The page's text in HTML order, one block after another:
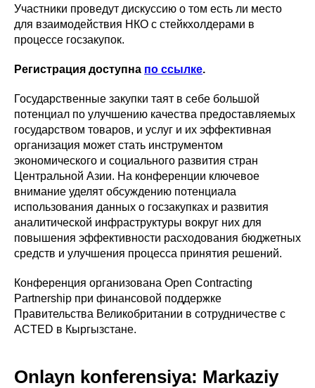
Участники проведут дискуссию о том есть ли место
для взаимодействия НКО с стейкхолдерами в
процессе госзакупок.
Регистрация доступна по ссылке.
Государственные закупки таят в себе большой
потенциал по улучшению качества предоставляемых
государством товаров, и услуг и их эффективная
организация может стать инструментом
экономического и социального развития стран
Центральной Азии. На конференции ключевое
внимание уделят обсуждению потенциала
использования данных о госзакупках и развития
аналитической инфраструктуры вокруг них для
повышения эффективности расходования бюджетных
средств и улучшения процесса принятия решений.
Конференция организована Open Contracting
Partnership при финансовой поддержке
Правительства Великобритании в сотрудничестве с
ACTED в Кыргызстане.
Onlayn konferensiya: Markaziy